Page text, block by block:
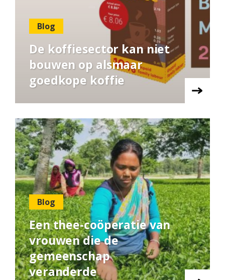
Blog
De koffiesector kan niet
bouwen op alsmaar
goedkope koffie
Blog
Een thee-coöperatie van
vrouwen die de
gemeenschap
veranderde